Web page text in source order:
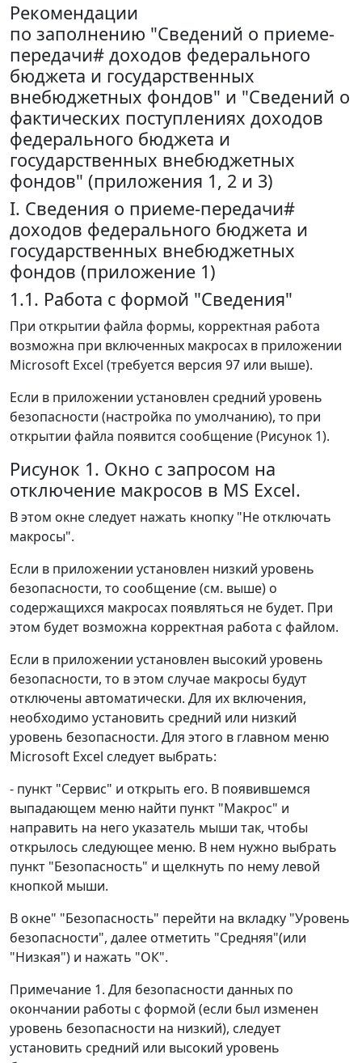
Рекомендации
по заполнению "Сведений о приеме-
передачи# доходов федерального
бюджета и государственных
внебюджетных фондов" и "Сведений о
фактических поступлениях доходов
федерального бюджета и
государственных внебюджетных
фондов" (приложения 1, 2 и 3)
I. Сведения о приеме-передачи#
доходов федерального бюджета и
государственных внебюджетных
фондов (приложение 1)
1.1. Работа с формой "Сведения"
При открытии файла формы, корректная работа
возможна при включенных макросах в приложении
Microsoft Excel (требуется версия 97 или выше).
Если в приложении установлен средний уровень
безопасности (настройка по умолчанию), то при
открытии файла появится сообщение (Рисунок 1).
Рисунок 1. Окно с запросом на
отключение макросов в MS Excel.
В этом окне следует нажать кнопку "Не отключать
макросы".
Если в приложении установлен низкий уровень
безопасности, то сообщение (см. выше) о
содержащихся макросах появляться не будет. При
этом будет возможна корректная работа с файлом.
Если в приложении установлен высокий уровень
безопасности, то в этом случае макросы будут
отключены автоматически. Для их включения,
необходимо установить средний или низкий
уровень безопасности. Для этого в главном меню
Microsoft Excel следует выбрать:
- пункт "Сервис" и открыть его. В появившемся
выпадающем меню найти пункт "Макрос" и
направить на него указатель мыши так, чтобы
открылось следующее меню. В нем нужно выбрать
пункт "Безопасность" и щелкнуть по нему левой
кнопкой мыши.
В окне" "Безопасность" перейти на вкладку "Уровень
безопасности", далее отметить "Средняя"(или
"Низкая") и нажать "ОК".
Примечание 1. Для безопасности данных по
окончании работы с формой (если был изменен
уровень безопасности на низкий), следует
установить средний или высокий уровень